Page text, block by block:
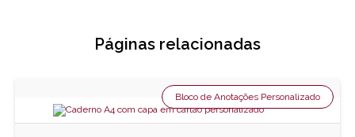
Páginas relacionadas
Bloco de Anotações Personalizado